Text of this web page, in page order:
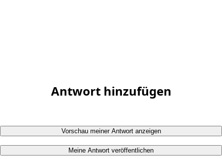
Antwort hinzufügen
Vorschau meiner Antwort anzeigen
Meine Antwort veröffentlichen